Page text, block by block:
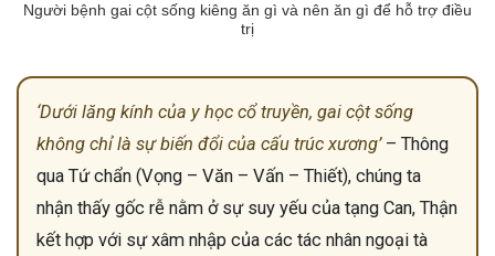
Người bệnh gai cột sống kiêng ăn gì và nên ăn gì để hỗ trợ điều
trị
‘Dưới lăng kính của y học cổ truyền, gai cột sống
không chỉ là sự biến đổi của cấu trúc xương’– Thông
qua Tứ chẩn (Vọng – Văn – Vấn – Thiết), chúng ta
nhận thấy gốc rễ nằm ở sự suy yếu của tạng Can, Thận
kết hợp với sự xâm nhập của các tác nhân ngoại tà